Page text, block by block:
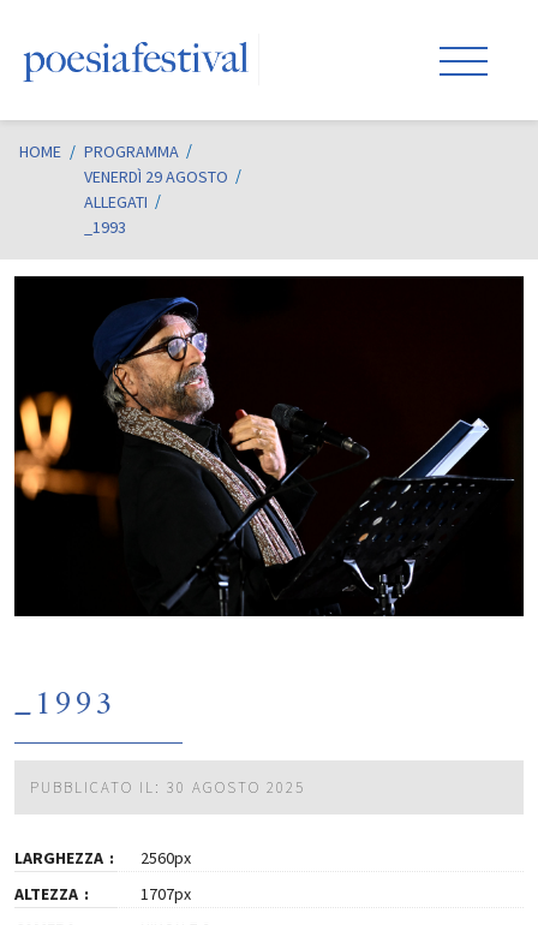
HOME / PROGRAMMA
VENERDÌ 29 AGOSTO
ALLEGATI
_1993
_1993
PUBBLICATO IL: 30 AGOSTO 2025
LARGHEZZA
2560px
ALTEZZA
1707px